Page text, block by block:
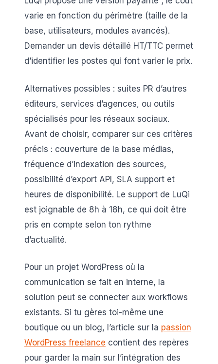
varie en fonction du périmètre (taille de la
base, utilisateurs, modules avancés).
Demander un devis détaillé HT/TTC permet
d’identifier les postes qui font varier le prix.
Alternatives possibles : suites PR d’autres
éditeurs, services d’agences, ou outils
spécialisés pour les réseaux sociaux.
Avant de choisir, comparer sur ces critères
précis : couverture de la base médias,
fréquence d’indexation des sources,
possibilité d’export API, SLA support et
heures de disponibilité. Le support de LuQi
est joignable de 8h à 18h, ce qui doit être
pris en compte selon ton rythme
d’actualité.
Pour un projet WordPress où la
communication se fait en interne, la
solution peut se connecter aux workflows
existants. Si tu gères toi-même une
boutique ou un blog, l’article sur la passion
WordPress freelance contient des repères
pour garder la main sur l’intégration des